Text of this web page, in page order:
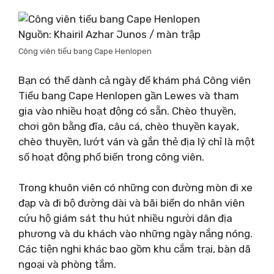
Nguồn: Khairil Azhar Junos / màn trập
Công viên tiểu bang Cape Henlopen
Bạn có thể dành cả ngày để khám phá Công viên
Tiểu bang Cape Henlopen gần Lewes và tham
gia vào nhiều hoạt động có sẵn. Chèo thuyền,
chơi gôn bằng đĩa, câu cá, chèo thuyền kayak,
chèo thuyền, lướt ván và gắn thẻ địa lý chỉ là một
số hoạt động phổ biến trong công viên.
Trong khuôn viên có những con đường mòn đi xe
đạp và đi bộ đường dài và bãi biển do nhân viên
cứu hộ giám sát thu hút nhiều người dân địa
phương và du khách vào những ngày nắng nóng.
Các tiện nghi khác bao gồm khu cắm trại, bàn dã
ngoại và phòng tắm.